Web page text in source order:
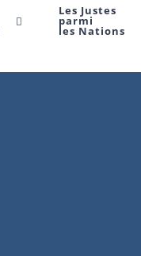
Les Justes
parmi
les Nations